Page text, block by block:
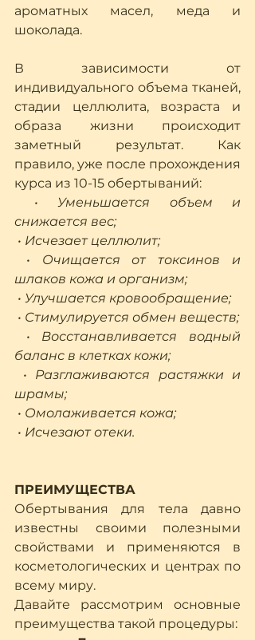
ароматных масел, меда и
шоколада.
В зависимости от
индивидуального объема тканей,
стадии целлюлита, возраста и
образа жизни происходит
заметный результат. Как
правило, уже после прохождения
курса из 10-15 обертываний:
снижается вес;
• Исчезает целлюлит;
шлаков кожа и организм;
• Улучшается кровообращение;
• Стимулируется обмен веществ;
баланс в клетках кожи;
шрамы;
• Омолаживается кожа;
• Исчезают отеки.
ПРЕИМУЩЕСТВА
Обертывания для тела давно
известны своими полезными
свойствами и применяются в
косметологических и центрах по
всему миру.
Давайте рассмотрим основные
преимущества такой процедуры: